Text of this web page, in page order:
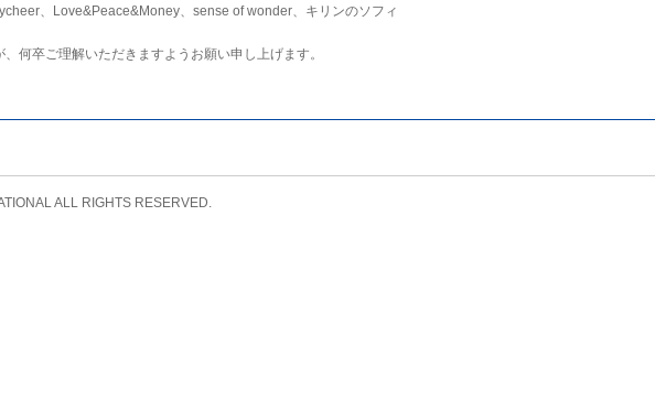
、Love&Peace&Money、sense of wonder、キリンのソフィ
何卒ご理解いただきますようお願い申し上げます。